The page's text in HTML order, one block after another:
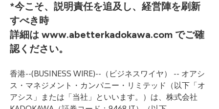
*今こそ、説明責任を追及し、経営陣を刷新
すべき時
詳細は www.abetterkadokawa.com でご確
認ください。
香港--(BUSINESS WIRE)-- （ビジネスワイヤ） -- オアシ
ス・マネジメント・カンパニー・リミテッド（以下「オ
アシス」または「当社」といいます。）は、株式会社